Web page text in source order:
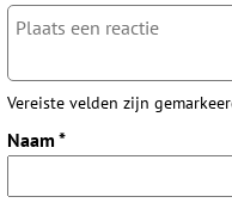
Vereiste velden zijn
Naam *